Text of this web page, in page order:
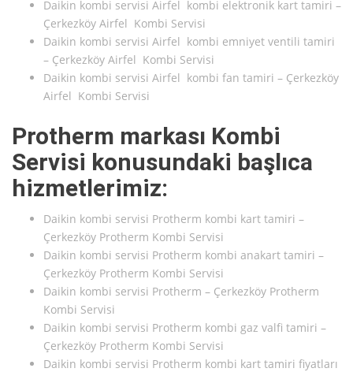
Daikin kombi servisi Airfel kombi elektronik kart tamiri –
Çerkezköy Airfel Kombi Servisi
Daikin kombi servisi Airfel kombi emniyet ventili tamiri
– Çerkezköy Airfel Kombi Servisi
Daikin kombi servisi Airfel kombi fan tamiri – Çerkezköy
Airfel Kombi Servisi
Protherm markası Kombi
Servisi konusundaki başlıca
hizmetlerimiz:
Daikin kombi servisi Protherm kombi kart tamiri –
Çerkezköy Protherm Kombi Servisi
Daikin kombi servisi Protherm kombi anakart tamiri –
Çerkezköy Protherm Kombi Servisi
Daikin kombi servisi Protherm – Çerkezköy Protherm
Kombi Servisi
Daikin kombi servisi Protherm kombi gaz valfi tamiri –
Çerkezköy Protherm Kombi Servisi
Daikin kombi servisi Protherm kombi kart tamiri fiyatları